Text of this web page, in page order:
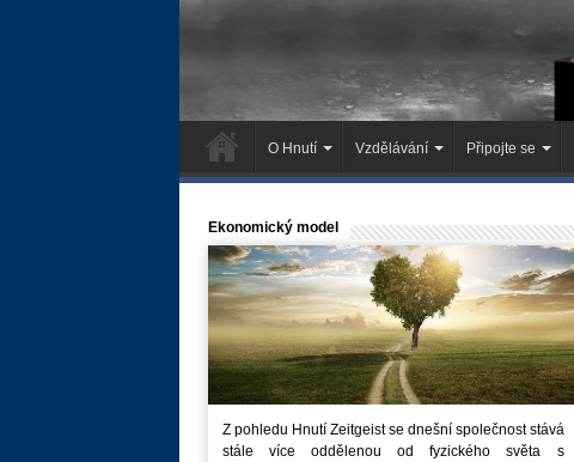
O Hnutí Vzdělávání Připojte se
Ekonomický model
Z pohledu Hnutí Zeitgeist se dnešní společnost stává
stále více oddělenou od fyzického světa s